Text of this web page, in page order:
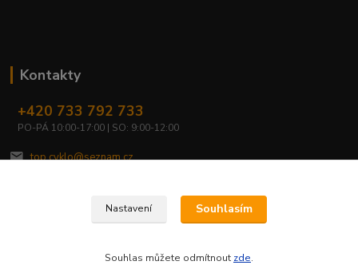
Kontakty
+420 733 792 733
PO-PÁ 10:00-17:00 | SO: 9:00-12:00
top.cyklo@seznam.cz
Nastavení Souhlasím
Souhlas můžete odmítnout zde.